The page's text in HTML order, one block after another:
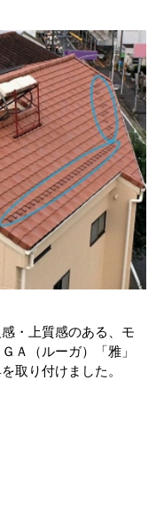
・上質感のある、モ
Ａ（ルーガ）「雅」
取り付けました。